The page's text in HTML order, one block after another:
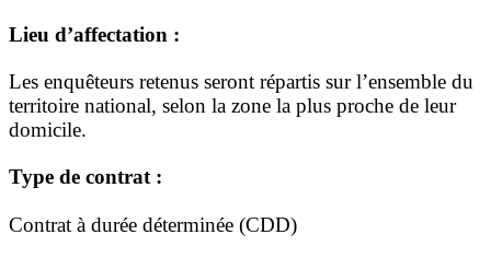
Lieu d’affectation :
Les enquêteurs retenus seront répartis sur l’ensemble du
territoire national, selon la zone la plus proche de leur
domicile.
Type de contrat :
Contrat à durée déterminée (CDD)